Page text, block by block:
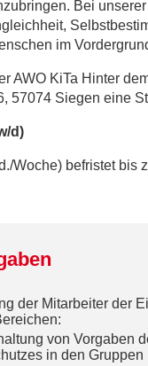
Bei
im
AWO KiTa Hinter
57074 Siegen eine
d)
Woche) befristet bis
der Mitarbeiter der
von Vorgaben
in den Gruppen